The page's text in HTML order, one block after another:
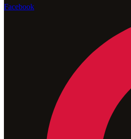
Facebook